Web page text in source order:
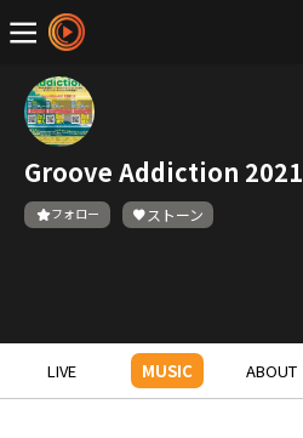
Groove Addiction 2021
フォロー ストーン
LIVE MUSIC ABOUT